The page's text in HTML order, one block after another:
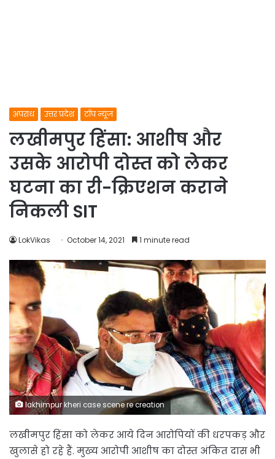
अपराध उत्तर प्रदेश टॉप न्यूज
लखीमपुर हिंसा: आशीष और
उसके आरोपी दोस्त को लेकर
घटना का री-क्रिएशन कराने
निकली SIT
LokVikas October 14, 2021 1 minute read
lakhimpur kheri case scene re creation
लखीमपुर हिंसा को लेकर आये दिन आरोपियों की धरपकड़ और
खुलासे हो रहे हैं. मुख्य आरोपी आशीष का दोस्त अंकित दास भी